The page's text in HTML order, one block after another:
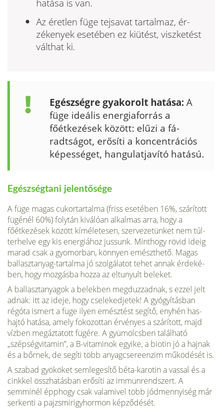
hatása is van.
Az éretlen füge tejsavat tartalmaz, ér­
zékenyek esetében ez kiütést, viszke­tést
válthat ki.
Egészségre gyakorolt hatása:A
füge ideális energiaforrás a
főétkezések között: elűzi a fá­
radtságot, erősíti a koncentrá­ciós
képességet, hangulatjavító hatású.
Egészségtani jelentősége
A füge magas cukortartalma (friss esetében 16%, szárí­tott
fügénél 60%) folytán kiválóan alkalmas arra, hogy a
főétkezések között kíméletesen, szervezetünket nem túl­
terhelve egy kis energiához jussunk. Minthogy rövid ideig
marad csak a gyomorban, könnyen emészthető. Magas
ballasztanyag-tartalma jó szolgálatot tehet annak érdeké­
ben, hogy mozgásba hozza az eltunyult beleket.
A bal­lasztanyagok a belekben megduzzadnak, s ezzel jelt
ad­nak: itt az ideje, hogy cselekedjetek! A gyógyításban
régóta ismert a füge ilyen emésztést segítő, enyhén has­
hajtó hatása, amely fokozottan érvényes a szárított, majd
vízben megáztatott fügére. A gyümölcsben található
„szépségvitamin”, a B-vitaminok egyike, a biotin jó a haj­nak
és a bőrnek, de segíti több anyagcsereenzim műkö­dését is.
A szabad gyököket semlegesítő béta-karotin a vassal és a
cinkkel összhatásban erősíti az immunrend­szert. A
semminél épphogy csak valamivel több jódmennyiség már
serkenti a pajzsmirigyhormon képződését.